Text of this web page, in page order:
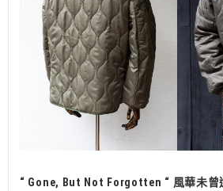
“ Gone, But Not Forgotten “ 風華未曾